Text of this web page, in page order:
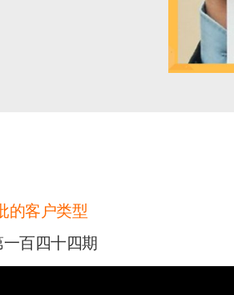
的客户类型
百四十四期